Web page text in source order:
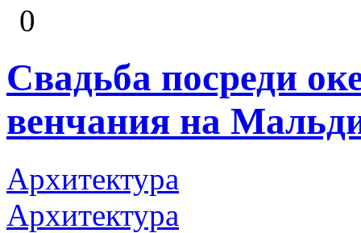
0
Свадьба посреди
венчания на
Архитектура
Архитектура